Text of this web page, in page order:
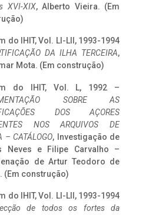
XVI-XIX, Alberto Vieira. (Em
do IHIT, Vol. LI-LII, 1993-1994
DA ILHA TERCEIRA,
Mota. (Em construção)
do IHIT, Vol. L, 1992 –
SOBRE AS
DOS AÇORES
NOS ARQUIVOS DE
– CATÁLOGO, Investigação de
Neves e Filipe Carvalho –
de Artur Teodoro de
(Em construção)
do IHIT, Vol. LI-LII, 1993-1994
de todos os fortes da